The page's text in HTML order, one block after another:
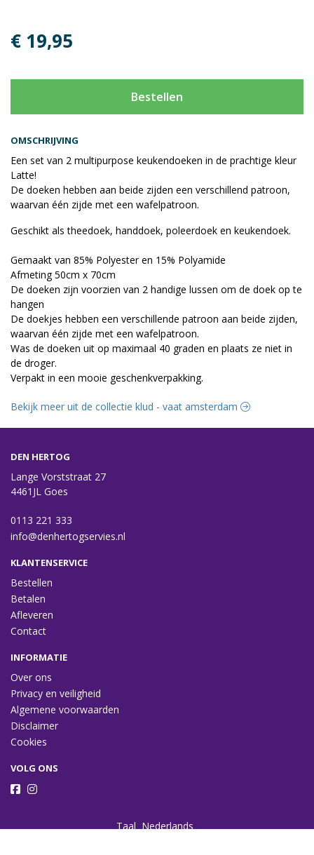
OMSCHRIJVING
Een set van 2 multipurpose keukendoeken in de prachtige kleur
Latte!
De doeken hebben aan beide zijden een verschillend patroon,
waarvan één zijde met een wafelpatroon.
Geschikt als theedoek, handdoek, poleerdoek en keukendoek.
Gemaakt van 85% Polyester en 15% Polyamide
Afmeting 50cm x 70cm
De doeken zijn voorzien van 2 handige lussen om de doek op te
hangen
De doekjes hebben een verschillende patroon aan beide zijden,
waarvan één zijde met een wafelpatroon.
Was de doeken uit op maximaal 40 graden en plaats ze niet in
de droger.
Verpakt in een mooie geschenkverpakking.
€ 19,95
Bestellen
Bekijk meer uit de collectie klud - vaat amsterdam
DEN HERTOG
Lange Vorststraat 27
4461JL Goes
0113 221 333
info@denhertogservies.nl
KLANTENSERVICE
Bestellen
Betalen
Afleveren
Contact
INFORMATIE
Over ons
Privacy en veiligheid
Algemene voorwaarden
Disclaimer
Cookies
VOLG ONS
Taal